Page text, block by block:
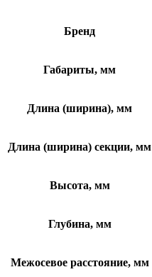
Бренд
Габариты, мм
Длина (ширина), мм
Длина (ширина) секции, мм
Высота, мм
Глубина, мм
Межосевое расстояние, мм